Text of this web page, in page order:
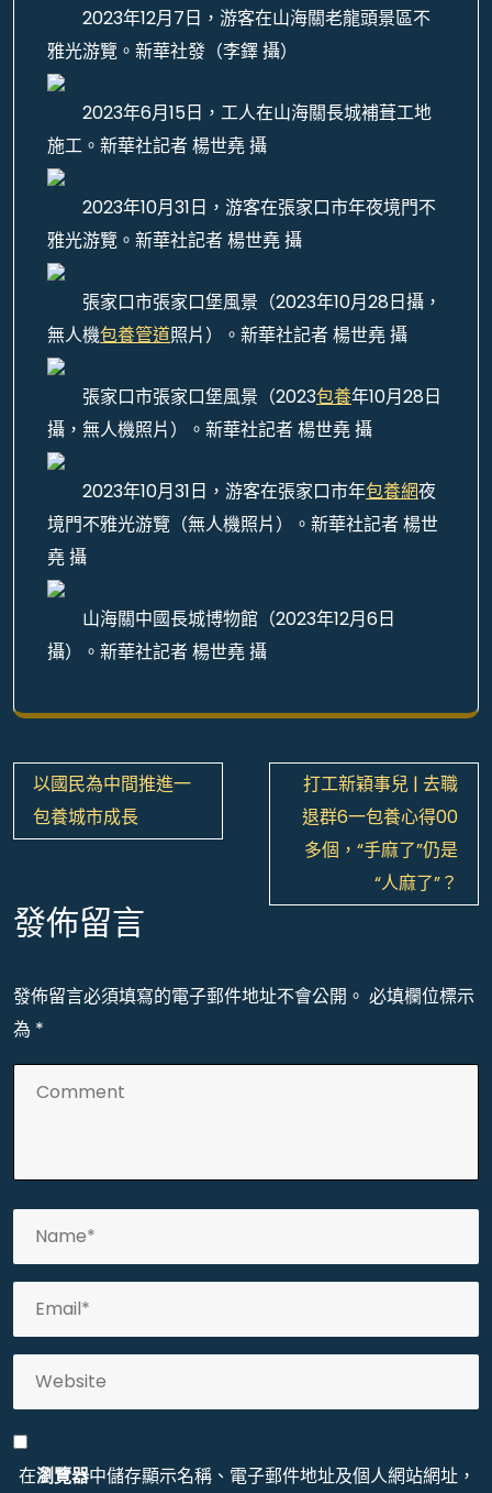
2023年12月7日，游客在山海關老龍頭景區不
雅光游覽。新華社發（李鐸 攝）
2023年6月15日，工人在山海關長城補葺工地
施工。新華社記者 楊世堯 攝
2023年10月31日，游客在張家口市年夜境門不
雅光游覽。新華社記者 楊世堯 攝
張家口市張家口堡風景（2023年10月28日攝，
無人機包養管道照片）。新華社記者 楊世堯 攝
張家口市張家口堡風景（2023包養年10月28日
攝，無人機照片）。新華社記者 楊世堯 攝
2023年10月31日，游客在張家口市年包養網夜
境門不雅光游覽（無人機照片）。新華社記者 楊世
堯 攝
山海關中國長城博物館（2023年12月6日
攝）。新華社記者 楊世堯 攝
文
章
導
以國民為中間推進一
包養城市成長
打工新穎事兒 | 去職
退群6一包養心得00
多個，“手麻了”仍是
“人麻了”？
發佈留言
發佈留言必須填寫的電子郵件地址不會公開。 必填欄位標示
為 *
在瀏覽器中儲存顯示名稱、電子郵件地址及個人網站網址，